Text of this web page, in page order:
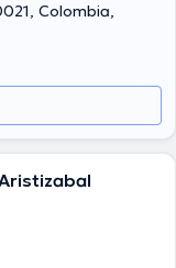
Colombia,